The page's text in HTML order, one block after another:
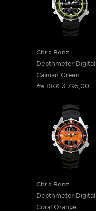
Chris Benz
Depthmeter Digital
Caiman Green
fra DKK 3.795,00
Chris Benz
Depthmeter Digital
Coral Orange